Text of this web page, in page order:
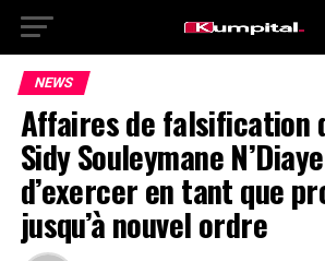
NEWS
Affaires de falsification
Sidy Souleymane
d’exercer en tant que
jusqu’à nouvel ordre